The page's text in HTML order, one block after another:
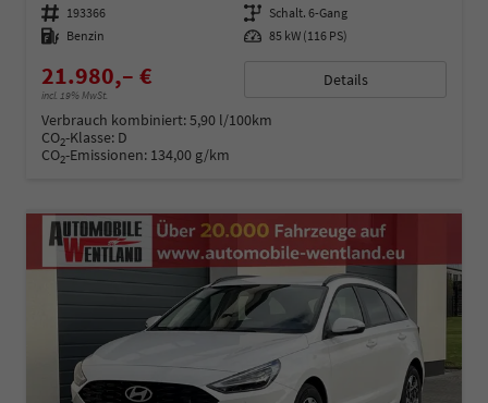
Fahrzeugnummer 193366 Getriebe Schalt. 6-Gang
Kraftstoff Benzin Leistung 85 kW (116 PS)
21.980,– €
incl. 19% MwSt.
Details
Verbrauch kombiniert:5,90 l/100km
CO2-Klasse: D
CO2-Emissionen: 134,00 g/km